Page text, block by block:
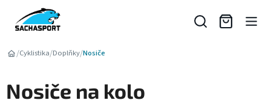
obsah
/Cyklistika/Doplňky/Nosiče
Nosiče na kolo